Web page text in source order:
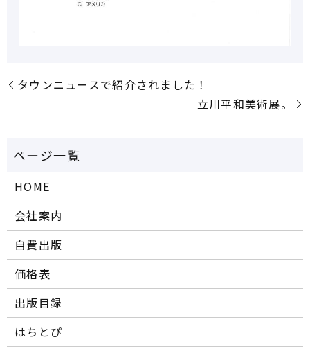
タウンニュースで紹介されました！
立川平和美術展。
HOME
会社案内
自費出版
価格表
出版目録
はちとぴ